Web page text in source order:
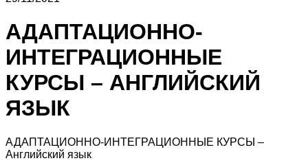
АДАПТАЦИОННО-
ИНТЕГРАЦИОННЫЕ
КУРСЫ – АНГЛИЙСКИЙ
ЯЗЫК
АДАПТАЦИОННО-ИНТЕГРАЦИОННЫЕ КУРСЫ –
Английский язык